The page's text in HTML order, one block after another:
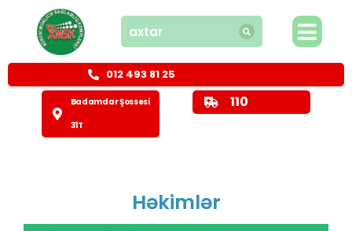
012 493 81 25
Badamdar Şossesi
31T
110
Həkimlər